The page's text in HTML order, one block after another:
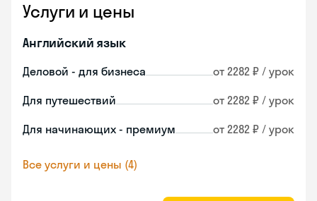
Услуги и цены
Английский язык
Деловой - для бизнеса от 2282 ₽ / урок
Для путешествий от 2282 ₽ / урок
Для начинающих - премиум от 2282 ₽ / урок
Все услуги и цены (4)